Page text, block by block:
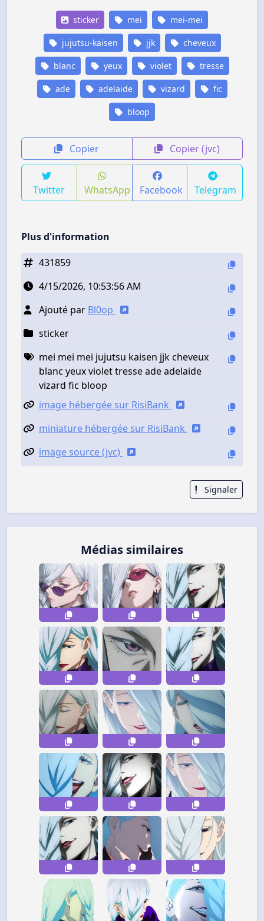
sticker mei mei-mei
jujutsu-kaisen jjk cheveux
blanc yeux violet tresse
ade adelaide vizard fic
bloop
Copier Copier (jvc)
Twitter WhatsApp Facebook Telegram
Plus d'information
431859
4/15/2026, 10:53:56 AM
Ajouté par Bl0op
sticker
mei mei mei jujutsu kaisen jjk cheveux
blanc yeux violet tresse ade adelaide
vizard fic bloop
image hébergée sur RisiBank
miniature hébergée sur RisiBank
image source (jvc)
Signaler
Médias similaires